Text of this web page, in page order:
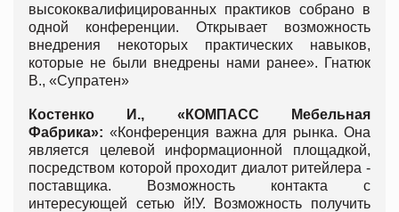
высококвалифицированных практиков собрано в
одной конференции. Открывает возможность
внедрения некоторых практических навыков,
которые не были внедрены нами ранее». Гнатюк
В., «Супратен»
Костенко И., «КОМПАСС Мебельная
Фабрика»: «Конференция важна для рынка. Она
является целевой информационной площадкой,
посредством которой проходит диалот ритейлера -
поставщика. Возможность контакта с
интересующей сетью й!У. Возможность получить